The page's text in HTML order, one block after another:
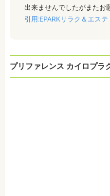
出来ませんでしたがまたお
引用:EPARKリラク＆エステ
プリファレンス カイロプラ